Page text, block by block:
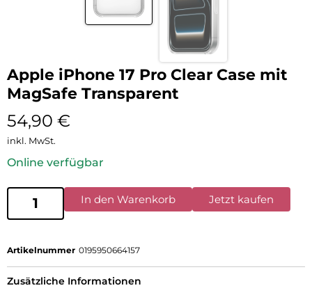
Apple iPhone 17 Pro Clear Case mit
MagSafe Transparent
54,90 €
inkl. MwSt.
Online verfügbar
In den Warenkorb Jetzt kaufen
Artikelnummer 0195950664157
Zusätzliche Informationen